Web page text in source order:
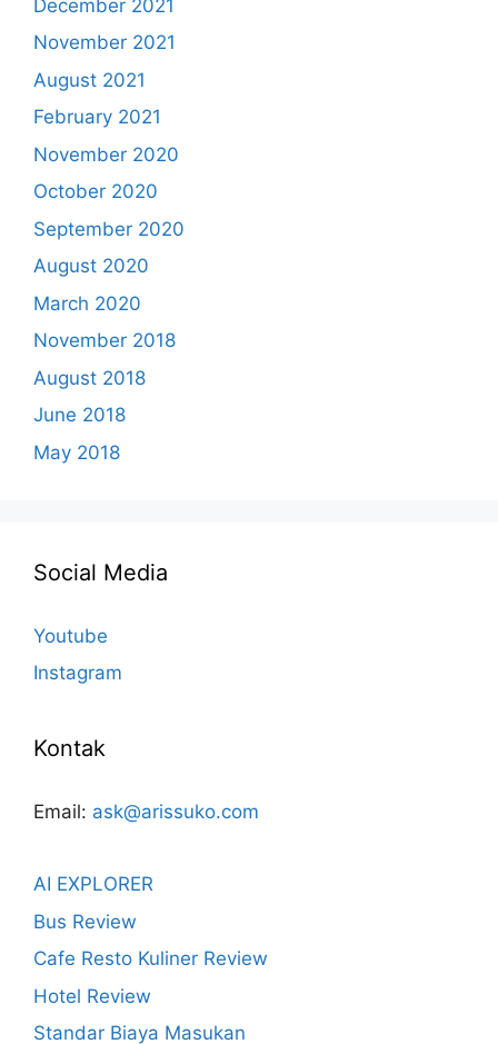
December 2021
November 2021
August 2021
February 2021
November 2020
October 2020
September 2020
August 2020
March 2020
November 2018
August 2018
June 2018
May 2018
Social Media
Youtube
Instagram
Kontak
Email: ask@arissuko.com
AI EXPLORER
Bus Review
Cafe Resto Kuliner Review
Hotel Review
Standar Biaya Masukan